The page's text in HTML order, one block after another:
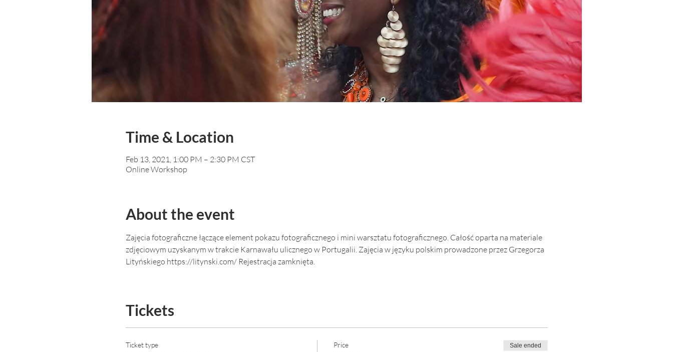
Time & Location
Feb 13, 2021, 1:00 PM – 2:30 PM CST
Online Workshop
About the event
Zajęcia fotograficzne łączące element pokazu fotograficznego i mini warsztatu fotograficznego. Całość oparta na materiale
zdjęciowym uzyskanym w trakcie Karnawału ulicznego w Portugalii. Zajęcia w języku polskim prowadzone przez Grzegorza
Lityńskiego https://litynski.com/ Rejestracja zamknięta.
Tickets
Ticket type Price Sale ended